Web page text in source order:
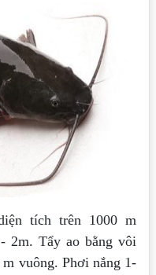
tích trên 1000 m
2m. Tẩy ao bằng vôi
vuông. Phơi nắng 1-